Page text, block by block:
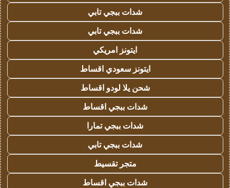
شدات ببجي تابي
شدات ببجي تابي
ايتونز امريكي
ايتونز سعودي اقساط
شحن يلا لودو اقساط
شدات ببجي اقساط
شدات ببجي تمارا
شدات ببجي تابي
متجر تقسيط
شدات ببجي اقساط